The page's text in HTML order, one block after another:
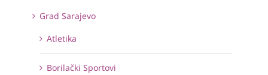
Grad Sarajevo
Atletika
Borilački Sportovi